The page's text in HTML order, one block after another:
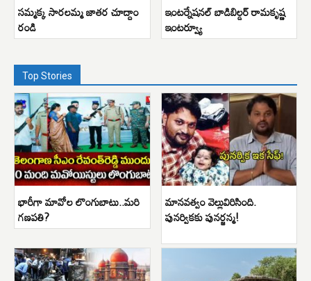
సమ్మక్క సారలమ్మ జాతర చూద్దాం
రండి
ఇంటర్నేషనల్ బాడిబిల్డర్ రామకృష్ణ
ఇంటర్వ్యూ
Top Stories
భారీగా మావోల లొంగుబాటు..మరి
గణపతి?
మానవత్వం వెల్లువిరిసింది.
పునర్వికకు పునర్జన్మ!